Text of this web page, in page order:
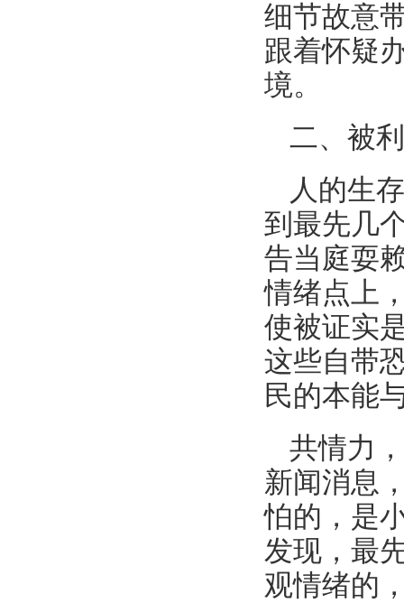
细节故意
跟着怀疑
境。
二、被
人的生
到最先几
告当庭耍
情绪点上
使被证实
这些自带
民的本能
共情力
新闻消息
怕的，是
发现，最
观情绪的